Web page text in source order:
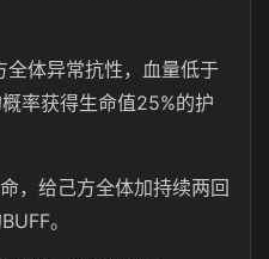
体异常抗性，血量低于
率获得生命值25%的护
，给己方全体加持续两回
。